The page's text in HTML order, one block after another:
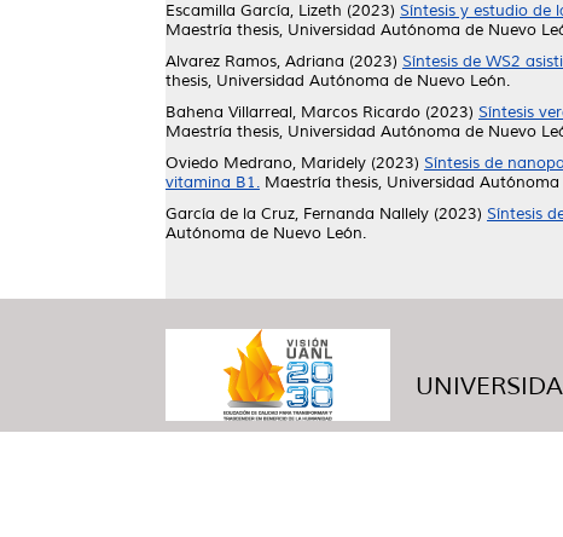
Escamilla García, Lizeth (2023) Síntesis y estudio de
Maestría thesis, Universidad Autónoma de Nuevo
Alvarez Ramos, Adriana (2023) Síntesis de WS2
thesis, Universidad Autónoma de Nuevo León.
Bahena Villarreal, Marcos Ricardo (2023) Síntesis
Maestría thesis, Universidad Autónoma de Nuevo
Oviedo Medrano, Maridely (2023) Síntesis de
vitamina B1. Maestría thesis, Universidad Autónoma
García de la Cruz, Fernanda Nallely (2023) Síntesis
Autónoma de Nuevo León.